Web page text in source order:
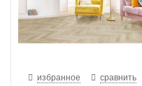
избранное сравнить